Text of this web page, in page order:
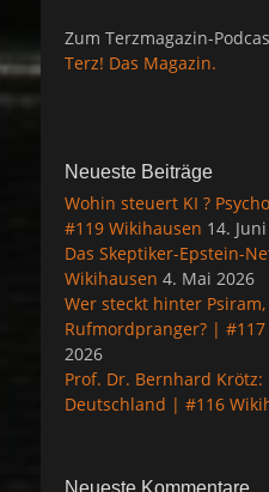
Zum Terzmagazin-
Terz! Das Magazin.
Neueste Beiträge
Wohin steuert KI ?
#119 Wikihausen 14.
Das Skeptiker-Epstein-
Wikihausen 4. Mai 2026
Wer steckt hinter
Rufmordpranger? |
2026
Prof. Dr. Bernhard
Deutschland | #116
Neueste Kommentare